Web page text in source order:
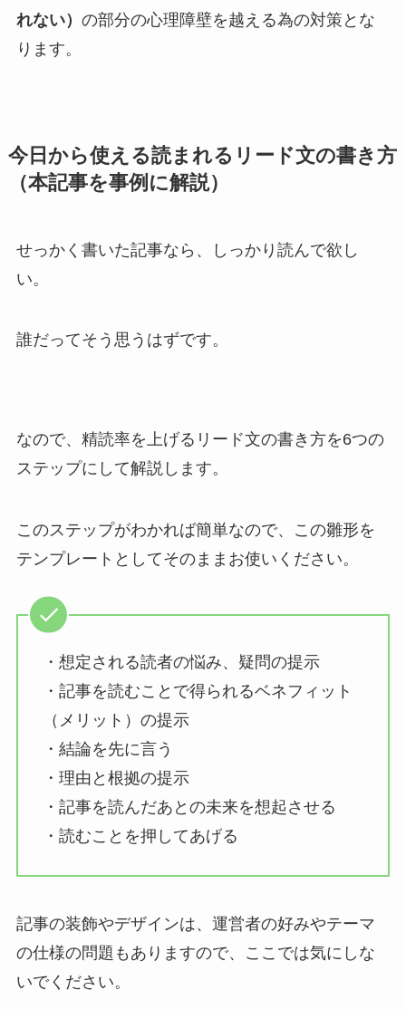
れない） の部分の心理障壁を越える為の対策とな
ります。
今日から使える読まれるリード文の書き方
（本記事を事例に解説）
せっかく書いた記事なら、しっかり読んで欲し
い。
誰だってそう思うはずです。
なので、精読率を上げるリード文の書き方を6つの
ステップにして解説します。
このステップがわかれば簡単なので、この雛形を
テンプレートとしてそのままお使いください。
・想定される読者の悩み、疑問の提示
・記事を読むことで得られるベネフィット
（メリット）の提示
・結論を先に言う
・理由と根拠の提示
・記事を読んだあとの未来を想起させる
・読むことを押してあげる
記事の装飾やデザインは、運営者の好みやテーマ
の仕様の問題もありますので、ここでは気にしな
いでください。